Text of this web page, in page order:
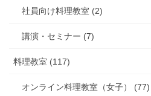
社員向け料理教室 (2)
講演・セミナー (7)
料理教室 (117)
オンライン料理教室（女子） (77)